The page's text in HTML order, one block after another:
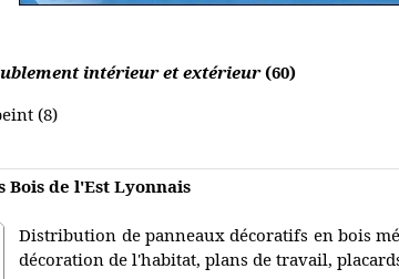
intérieur et extérieur(60)
(8)
Bois de l'Est Lyonnais
Distribution de panneaux décoratifs en bois
décoration de l'habitat, plans de travail,